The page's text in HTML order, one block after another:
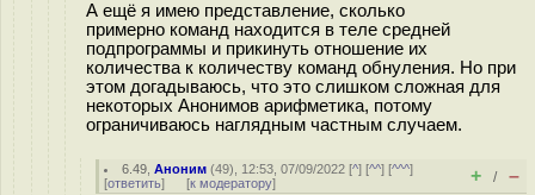
А ещё я имею представление, сколько
примерно команд находится в теле средней
подпрограммы и прикинуть отношение их
количества к количеству команд обнуления. Но при
этом догадываюсь, что это слишком сложная для
некоторых Анонимов арифметика, потому
ограничиваюсь наглядным частным случаем.
6.49 ,Аноним (49), 12:53, 07/09/2022 [^] [^^] [^^^]
[ответить] [к модератору] + / –